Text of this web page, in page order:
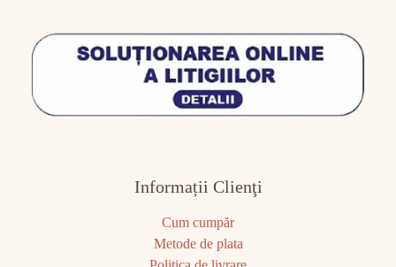
Informații Clienţi
Cum cumpăr
Metode de plata